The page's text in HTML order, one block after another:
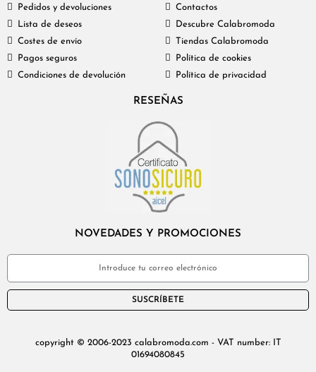
Pedidos y devoluciones
Lista de deseos
Costes de envío
Pagos seguros
Condiciones de devolución
Contactos
Descubre Calabromoda
Tiendas Calabromoda
Política de cookies
Política de privacidad
RESEÑAS
NOVEDADES Y PROMOCIONES
SUSCRÍBETE
copyright © 2006-2023 calabromoda.com - VAT number: IT
01694080845